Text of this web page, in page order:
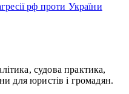
рф проти України
судова практика,
для юристів і громадян.